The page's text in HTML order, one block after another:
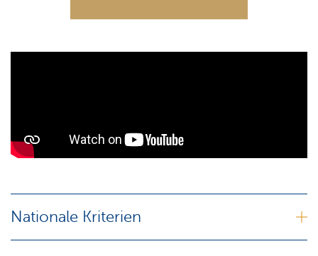
Nationale Kriterien